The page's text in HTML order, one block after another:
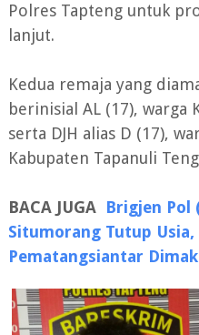
Polres Tapteng untuk
lanjut.
Kedua remaja yang
berinisial AL (17), warga
serta DJH alias D (17),
Kabupaten Tapanuli
BACA JUGA Brigjen Pol
Situmorang Tutup
Pematangsiantar